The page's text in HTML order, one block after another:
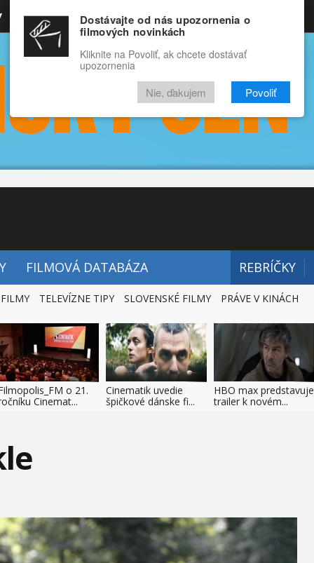
Rozprávky Funny Docu
RECENZIE VIDEÁ FILMY
FILMOVÁ DATABÁZA REBRÍČKY
TELEVÍZNE TIPY SLOVENSKÉ FILMY PRÁVE V KINÁCH
o 21.
Cinemat...
Cinematik uvedie
špičkové dánske fi...
HBO max predstavuje
trailer k novém...
Dostávajte od nás upozornenia o
filmových novinkách
Kliknite na Povoliť, ak chcete dostávať
upozornenia
Nie, ďakujem Povoliť